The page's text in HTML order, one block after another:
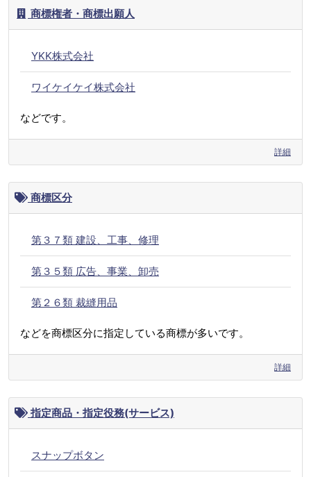
商標権者・商標出願人
YKK株式会社
ワイケイケイ株式会社
などです。
詳細
商標区分
第３７類 建設、工事、修理
第３５類 広告、事業、卸売
第２６類 裁縫用品
などを商標区分に指定している商標が多いです。
詳細
指定商品・指定役務(サービス)
スナップボタン